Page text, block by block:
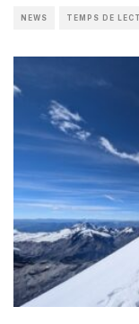
NEWS TEMPS DE